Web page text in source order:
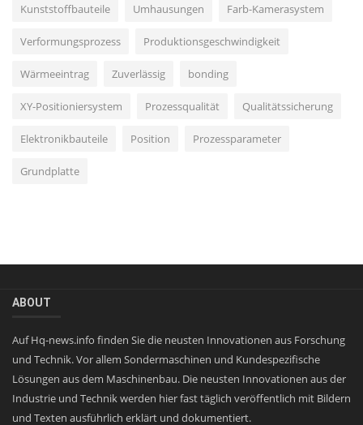
Kunststoffbauteile Umhausungen Farb-Kamerasystem
Verformungsprozess Produktionsgeschwindigkeit
Wärmeeintrag Zuverlässig bonding
XY-Positioniersystem Prozessqualität Qualitätssicherung
Elektronikbauteile Position Prozessparameter
Grundplatte
ABOUT
Auf Hq-news.info finden Sie die neusten Innovationen aus Forschung
und Technik. Vor allem Sondermaschinen und Kundespezifische
Lösungen aus dem Maschinenbau. Die neusten Innovationen aus der
Industrie und Technik werden hier fast täglich veröffentlich mit Bildern
und Texten ausführlich erklärt und dokumentiert.